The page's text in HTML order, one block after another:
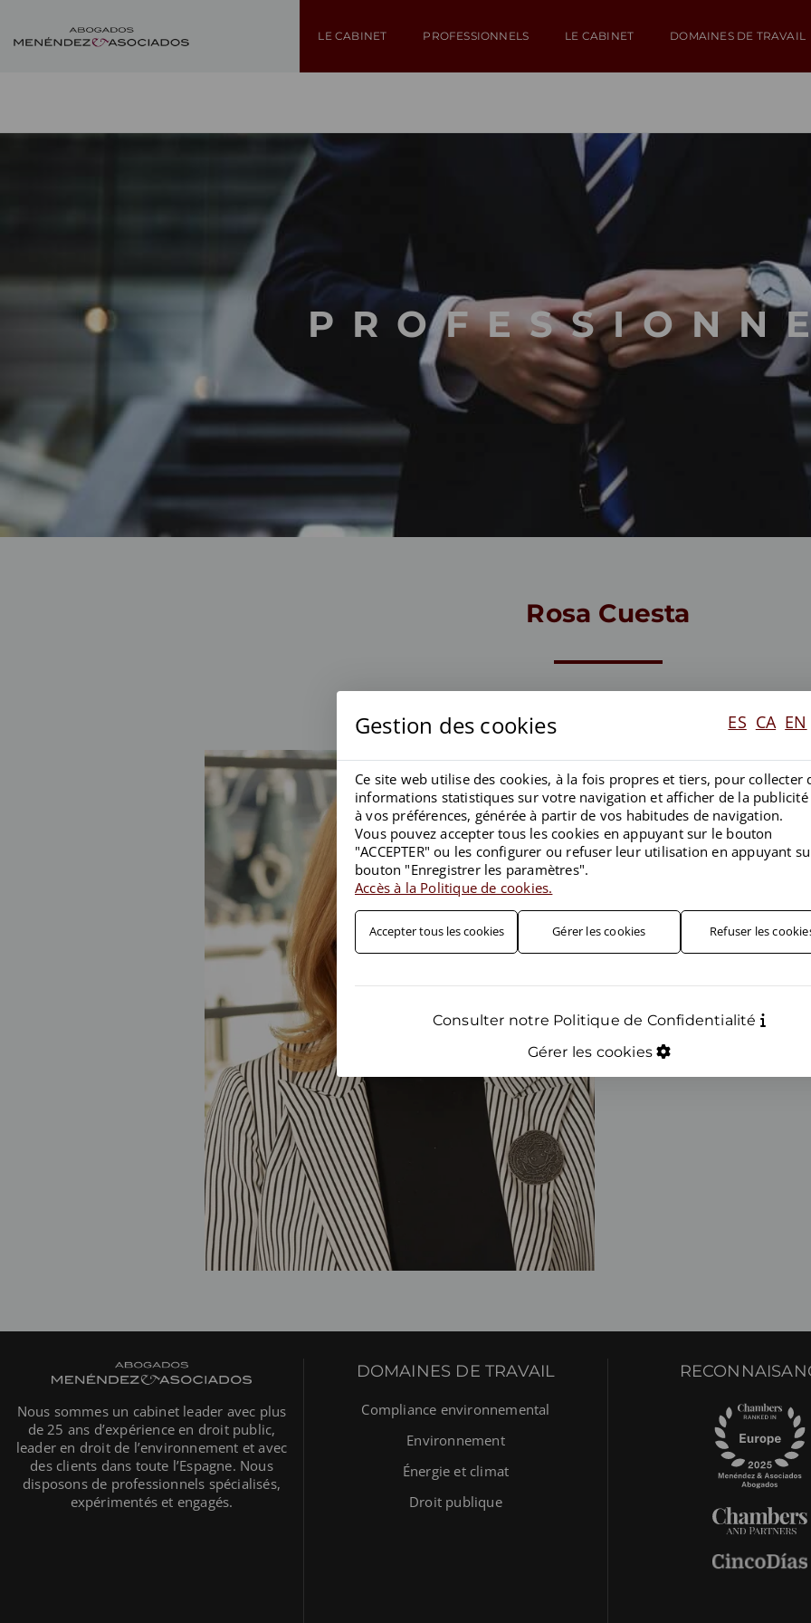
LE CABINET PROFESSIONNELS LE CABINET DOMAINES DE TRAVAIL
Rosa Cuesta
Profil LinkedIn:
Gestion des cookies ES CA EN
Ce site web utilise des cookies, à la fois propres et tiers, pour collecter
informations statistiques sur votre navigation et afficher de la publicité
à vos préférences, générée à partir de vos habitudes de navigation.
Vous pouvez accepter tous les cookies en appuyant sur le bouton
"ACCEPTER" ou les configurer ou refuser leur utilisation en appuyant
bouton "Enregistrer les paramètres".
Accès à la Politique de cookies.
Accepter tous les cookies Gérer les cookies Refuser les
Consulter notre Politique de Confidentialité
Gérer les cookies
Nous sommes un cabinet leader avec plus
de 25 ans d’expérience en droit public,
leader en droit de l’environnement et avec
des clients dans toute l’Espagne. Nous
disposons de professionnels spécialisés,
expérimentés et engagés.
DOMAINES DE TRAVAIL
Compliance environnemental
Environnement
Énergie et climat
Droit publique